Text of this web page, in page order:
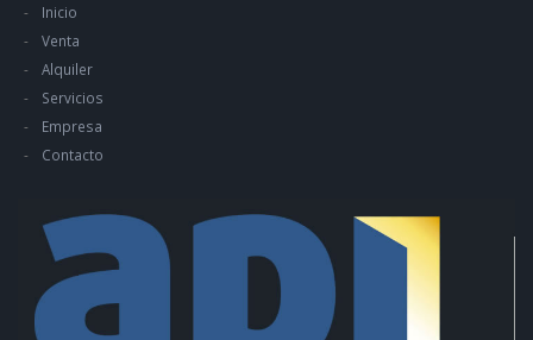
Inicio
Venta
Alquiler
Servicios
Empresa
Contacto